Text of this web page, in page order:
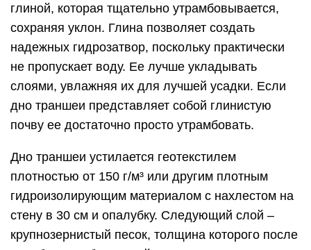
глиной, которая тщательно утрамбовывается,
сохраняя уклон. Глина позволяет создать
надежных гидрозатвор, поскольку практически
не пропускает воду. Ее лучше укладывать
слоями, увлажняя их для лучшей усадки. Если
дно траншеи представляет собой глинистую
почву ее достаточно просто утрамбовать.
Дно траншеи устилается геотекстилем
плотностью от 150 г/м³ или другим плотным
гидроизолирующим материалом с нахлестом на
стену в 30 см и опалубку. Следующий слой –
крупнозернистый песок, толщина которого после